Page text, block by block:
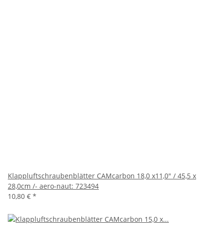
Klappluftschraubenblätter CAMcarbon 18,0 x11,0" / 45,5 x
28,0cm /- aero-naut: 723494
10,80 € *